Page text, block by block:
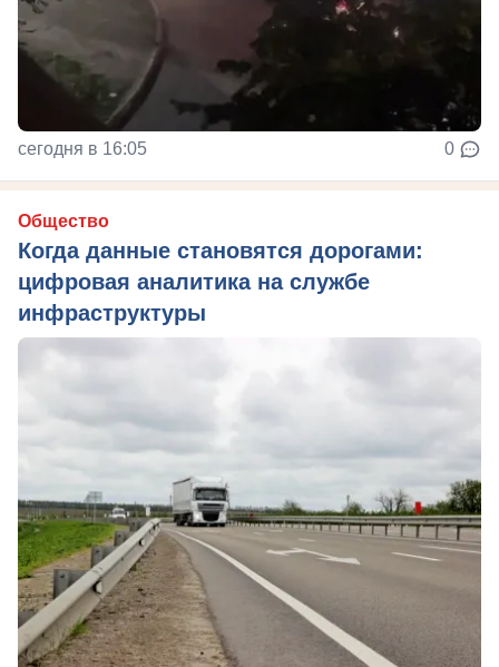
сегодня в 16:05 0
Общество
Когда данные становятся дорогами:
цифровая аналитика на службе
инфраструктуры